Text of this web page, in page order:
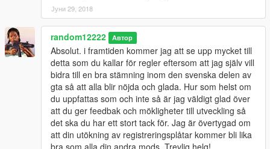
Јуни 29, 2018
random12222 Автор
Absolut. i framtiden kommer jag att se upp mycket till
detta som du kallar för regler eftersom att jag själv vill
bidra till en bra stämning inom den svenska delen av
gta så att alla blir nöjda och glada. Hur som helst om
du uppfattas som och inte så är jag väldigt glad över
att du ger feedbak och mökligheter till utveckling så
det ska du har ett stort tack för. Jag är övertygad om
att din utökning av registreringsplåtar kommer bli lika
bra som alla din andra mods, Trevlig helg!